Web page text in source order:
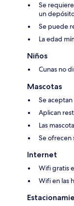
Se
un
Se puede
La edad
Niños
Cunas no
Mascotas
Se
Aplican
Las
Se ofrecen
Internet
Wifi gratis
Wifi en las